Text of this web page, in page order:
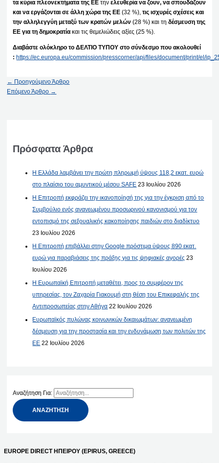
τα κύρια πλεονεκτήματα της ΕΕ τηνελευθερία να ζουν, να σπουδάζουν
και να εργάζονται σε άλλη χώρα της ΕΕ (32 %),τις ισχυρές σχέσεις και
την αλληλεγγύη μεταξύ των κρατών μελών (28 %) και τηδέσμευση της
ΕΕ για τη δημοκρατία και τις θεμελιώδεις αξίες (25 %).
Διαβάστε ολόκληρο το ΔΕΛΤΙΟ ΤΥΠΟΥ στο σύνδεσμο που ακολουθεί
: https://ec.europa.eu/commission/presscorner/api/files/document/print/el/
← Προηγούμενο Άρθρο
Επόμενο Άρθρο →
Πρόσφατα Άρθρα
Η Ελλάδα λαμβάνει την πρώτη πληρωμή ύψους 118,2 εκατ. ευρώ
στο πλαίσιο του αμυντικού μέσου SAFE 23 Ιουλίου 2026
Η Επιτροπή εκφράζει την ικανοποίησή της για την έγκριση από το
Συμβούλιο ενός ανανεωμένου προσωρινού κανονισμού για τον
εντοπισμό της σεξουαλικής κακοποίησης παιδιών στο διαδίκτυο
23 Ιουλίου 2026
Η Επιτροπή επιβάλλει στην Google πρόστιμα ύψους 890 εκατ.
ευρώ για παραβιάσεις της πράξης για τις ψηφιακές αγορές 23
Ιουλίου 2026
Η Ευρωπαϊκή Επιτροπή μεταθέτει, προς το συμφέρον της
υπηρεσίας, τον Ζαχαρία Γιακουμή στη θέση του Επικεφαλής της
Αντιπροσωπείας στην Αθήνα 22 Ιουλίου 2026
Ευρωπαϊκός πυλώνας κοινωνικών δικαιωμάτων: ανανεωμένη
δέσμευση για την προστασία και την ενδυνάμωση των πολιτών της
ΕΕ 22 Ιουλίου 2026
Αναζήτηση Για:
EUROPE DIRECT ΗΠΕΙΡΟΥ (EPIRUS, GREECE)